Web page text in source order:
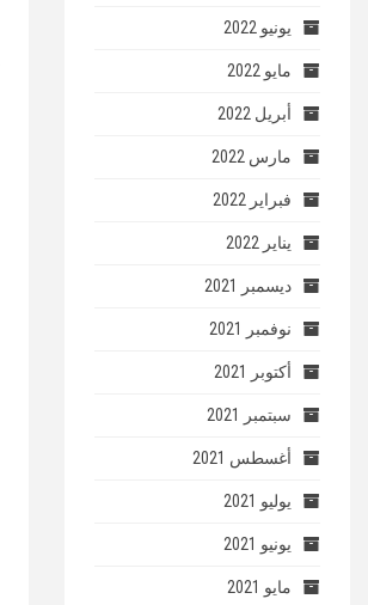
يونيو 2022
مايو 2022
أبريل 2022
مارس 2022
فبراير 2022
يناير 2022
ديسمبر 2021
نوفمبر 2021
أكتوبر 2021
سبتمبر 2021
أغسطس 2021
يوليو 2021
يونيو 2021
مايو 2021